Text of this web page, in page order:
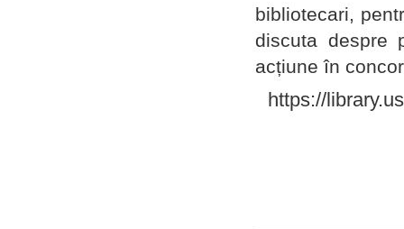
bibliotecari,
discuta despre
acțiune în
https://